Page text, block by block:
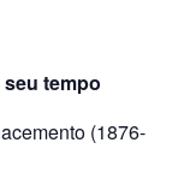
tempo
(1876-